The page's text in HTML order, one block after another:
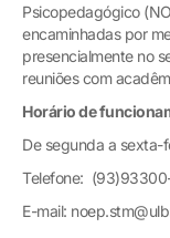
Psicopedagógico
encaminhadas por
presencialmente no
reuniões com
Horário de
De segunda a sexta-
Telefone:
E-mail: